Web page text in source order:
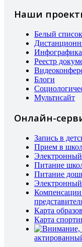
Наши
Белый
Инфографика
Реестр
Блоги
Мультисайт
Онлайн-
Запись в
Прием в
Питание
Питание
Карта
Карта